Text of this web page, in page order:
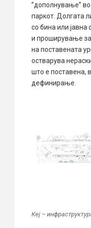
”дополнување”
паркот. Долгата
со бина или јавна
и проширување за
на поставената
остварува
што е поставена,
дефинирање.
Кеј –